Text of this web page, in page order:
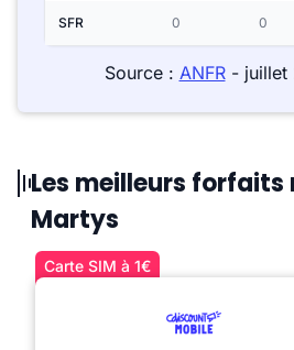
SFR 0 0
Source : ANFR- juillet
Les meilleurs forfaits
Martys
Carte SIM à 1€